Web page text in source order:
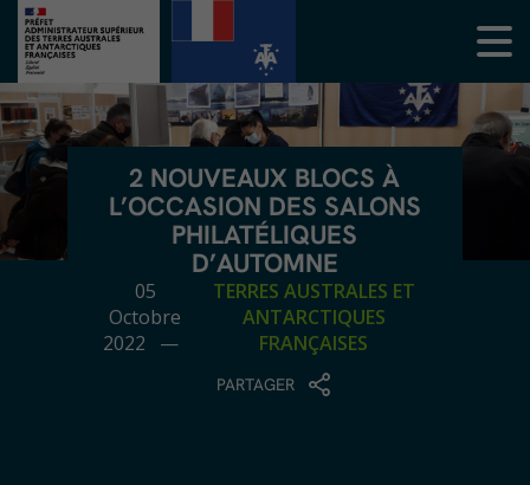
2 NOUVEAUX BLOCS À
L’OCCASION DES SALONS
PHILATÉLIQUES
D’AUTOMNE
05
Octobre
2022 —
TERRES AUSTRALES ET
ANTARCTIQUES
FRANÇAISES
PARTAGER